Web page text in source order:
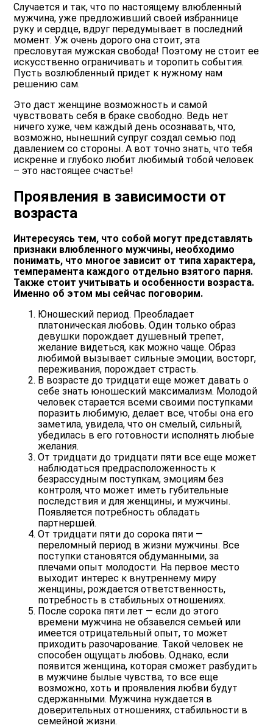
Случается и так, что по настоящему влюбленный
мужчина, уже предложивший своей избраннице
руку и сердце, вдруг передумывает в последний
момент. Уж очень дорого она стоит, эта
пресловутая мужская свобода! Поэтому не стоит ее
искусственно ограничивать и торопить события.
Пусть возлюбленный придет к нужному нам
решению сам.
Это даст женщине возможность и самой
чувствовать себя в браке свободно. Ведь нет
ничего хуже, чем каждый день осознавать, что,
возможно, нынешний супруг создал семью под
давлением со стороны. А вот точно знать, что тебя
искренне и глубоко любит любимый тобой человек
– это настоящее счастье!
Проявления в зависимости от
возраста
Интересуясь тем, что собой могут представлять
признаки влюбленного мужчины, необходимо
понимать, что многое зависит от типа характера,
темперамента каждого отдельно взятого парня.
Также стоит учитывать и особенности возраста.
Именно об этом мы сейчас поговорим.
Юношеский период. Преобладает
платоническая любовь. Один только образ
девушки порождает душевный трепет,
желание видеться, как можно чаще. Образ
любимой вызывает сильные эмоции, восторг,
переживания, порождает страсть.
В возрасте до тридцати еще может давать о
себе знать юношеский максимализм. Молодой
человек старается всеми своими поступками
поразить любимую, делает все, чтобы она его
заметила, увидела, что он смелый, сильный,
убедилась в его готовности исполнять любые
желания.
От тридцати до тридцати пяти все еще может
наблюдаться предрасположенность к
безрассудным поступкам, эмоциям без
контроля, что может иметь губительные
последствия и для женщины, и мужчины.
Появляется потребность обладать
партнершей.
От тридцати пяти до сорока пяти —
переломный период в жизни мужчины. Все
поступки становятся обдуманными, за
плечами опыт молодости. На первое место
выходит интерес к внутреннему миру
женщины, рождается ответственность,
потребность в стабильных отношениях.
После сорока пяти лет — если до этого
времени мужчина не обзавелся семьей или
имеется отрицательный опыт, то может
приходить разочарование. Такой человек не
способен ощущать любовь. Однако, если
появится женщина, которая сможет разбудить
в мужчине былые чувства, то все еще
возможно, хоть и проявления любви будут
сдержанными. Мужчина нуждается в
доверительных отношениях, стабильности в
семейной жизни.